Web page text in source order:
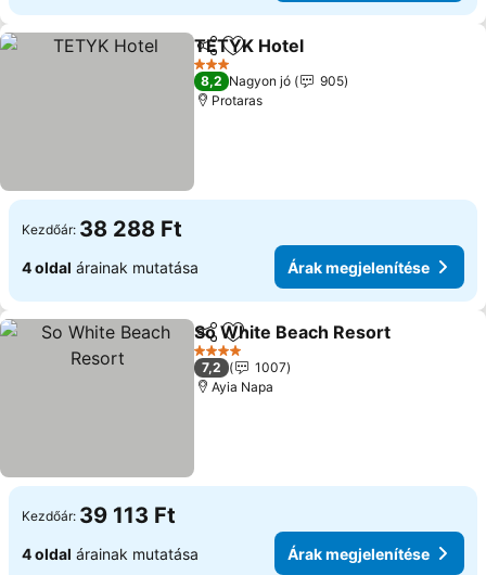
Megosztás
Hozzáadás a kedvencekhez
TETYK Hotel
3 Kategória
8,2 Nagyon jó
905
Protaras
Kezdőár: 38 288 Ft
4 oldal árainak mutatása Árak megjelenítése
MegosztásHozzáadás a kedvencekhez
So White Beach Resort
4 Kategória
7,2
1007
Ayia Napa
Kezdőár: 39 113 Ft
4 oldal árainak mutatása Árak megjelenítése